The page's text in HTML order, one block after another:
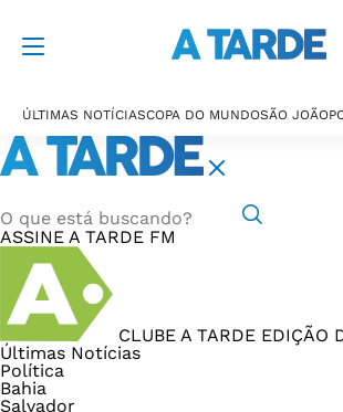
ÚLTIMAS NOTÍCIASCOPA DO MUNDOSÃO JOÃO
ASSINE A TARDE FM
CLUBE A TARDE EDIÇÃO
Últimas Notícias
Política
Bahia
Salvador